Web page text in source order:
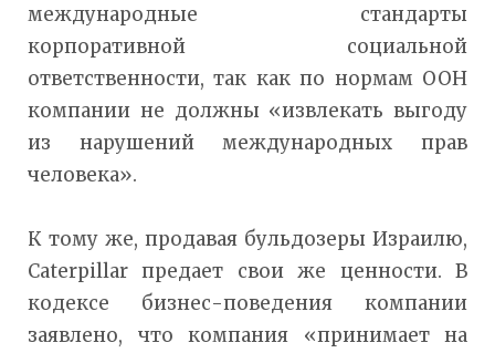
международные стандарты
корпоративной социальной
ответственности, так как по нормам ООН
компании не должны «извлекать выгоду
из нарушений международных прав
человека».
К тому же, продавая бульдозеры Израилю,
Caterpillar предает свои же ценности. В
кодексе бизнес-поведения компании
заявлено, что компания «принимает на